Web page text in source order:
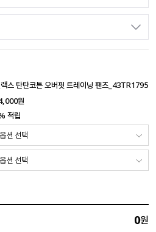
스 탄탄코튼 오버핏 트레이닝 팬츠_43TR1795
원
적립
0원